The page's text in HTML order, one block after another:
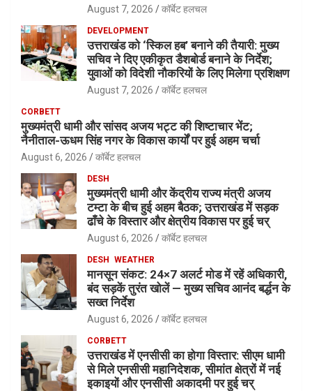
August 7, 2026 कॉर्बेट हलचल
DEVELOPMENT
उत्तराखंड को ‘स्किल हब’ बनाने की तैयारी: मुख्य
सचिव ने दिए एकीकृत डैशबोर्ड बनाने के निर्देश;
युवाओं को विदेशी नौकरियों के लिए मिलेगा प्रशिक्षण
August 7, 2026 कॉर्बेट हलचल
CORBETT
मुख्यमंत्री धामी और सांसद अजय भट्ट की शिष्टाचार भेंट;
नैनीताल-ऊधम सिंह नगर के विकास कार्यों पर हुई अहम चर्चा
August 6, 2026 कॉर्बेट हलचल
DESH
मुख्यमंत्री धामी और केंद्रीय राज्य मंत्री अजय
टम्टा के बीच हुई अहम बैठक; उत्तराखंड में सड़क
ढाँचे के विस्तार और क्षेत्रीय विकास पर हुई चर्
August 6, 2026 कॉर्बेट हलचल
DESH WEATHER
मानसून संकट: 24×7 अलर्ट मोड में रहें अधिकारी,
बंद सड़कें तुरंत खोलें — मुख्य सचिव आनंद बर्द्धन के
सख्त निर्देश
August 6, 2026 कॉर्बेट हलचल
CORBETT
उत्तराखंड में एनसीसी का होगा विस्तार: सीएम धामी
से मिले एनसीसी महानिदेशक, सीमांत क्षेत्रों में नई
इकाइयों और एनसीसी अकादमी पर हुई चर्